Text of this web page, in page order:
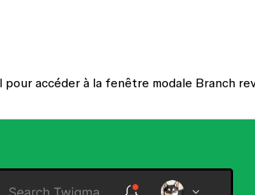
accéder à la fenêtre modale Branch